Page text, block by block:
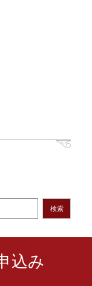
検索
込み